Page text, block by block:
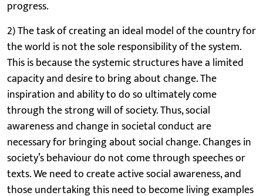
progress.
2) The task of creating an ideal model of the country for
the world is not the sole responsibility of the system.
This is because the systemic structures have a limited
capacity and desire to bring about change. The
inspiration and ability to do so ultimately come
through the strong will of society. Thus, social
awareness and change in societal conduct are
necessary for bringing about social change. Changes in
society’s behaviour do not come through speeches or
texts. We need to create active social awareness, and
those undertaking this need to become living examples